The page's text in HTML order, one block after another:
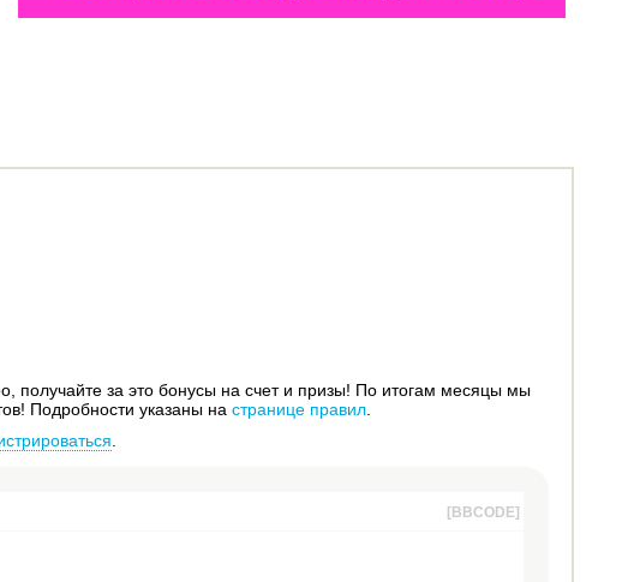
получайте за это бонусы на счет и призы! По итогам месяцы мы
Подробности указаны на странице правил.
[BBCODE]